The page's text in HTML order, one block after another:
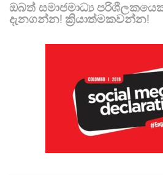
ඔබත් සමාජමාධ්‍ය
දැනගන්න! ක්‍රියාත්මකවන්න!